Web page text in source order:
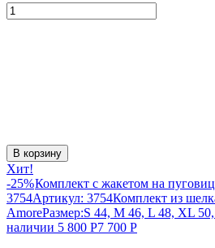
В корзину
Хит!
-25%Комплект с жакетом на
3754Артикул: 3754Комплект из
AmoreРазмер:S 44, M 46, L 48, XL
наличии 5 800 Р7 700 Р